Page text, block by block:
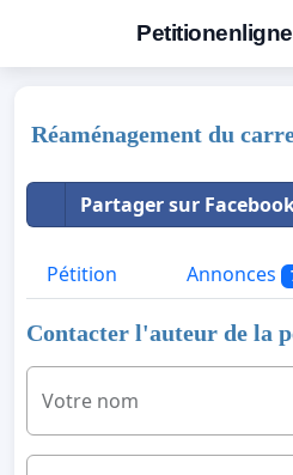
Réaménagement du
Partager sur
Pétition Annonces
Contacter l'auteur de la
Votre nom